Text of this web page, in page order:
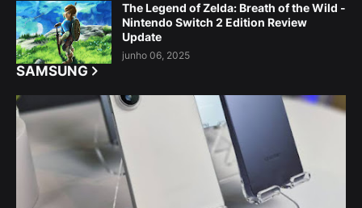
The Legend of Zelda: Breath of the Wild -
Nintendo Switch 2 Edition Review
Update
junho 06, 2025
SAMSUNG